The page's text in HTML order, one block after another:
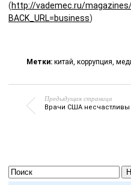
(http://vademec.ru/
BACK_URL=business)
Метки: китай, коррупция,
Предыдущая страница
Врачи США несчастливы